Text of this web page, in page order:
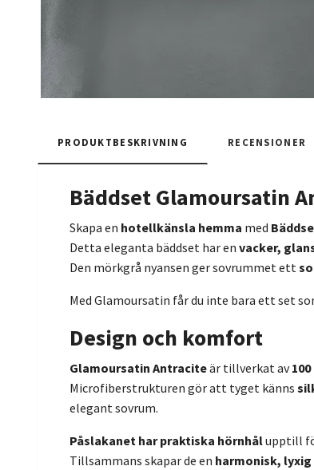
PRODUKTBESKRIVNING RECENSIONER
Bäddset Glamoursatin
Skapa en hotellkänsla hemma med
Detta eleganta bäddset har en vacker,
Den mörkgrå nyansen ger sovrummet ett
Med Glamoursatin får du inte bara ett set
Design och komfort
Glamoursatin Antraciteär tillverkat av
Microfiberstrukturen gör att tyget känns
elegant sovrum.
Påslakanet har praktiska hörnhålupptill
Tillsammans skapar de en harmonisk,